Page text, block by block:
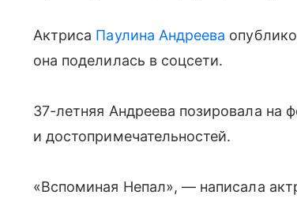
Актриса Паулина Андреева
она поделилась в соцсети.
37-летняя Андреева позировала на
и достопримечательностей.
«Вспоминая Непал», — написала